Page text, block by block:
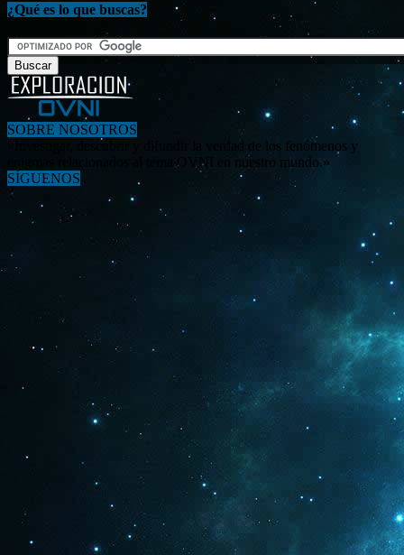
¿Qué es lo que buscas?
SOBRE NOSOTROS
«Investigar, descubrir y difundir la verdad de los fenómenos y
enigmas relacionados al tema OVNI en nuestro mundo.»
SÍGUENOS